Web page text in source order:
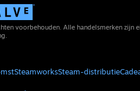
voorbehouden. Alle handelsmerken zijn
SteamworksSteam-distributie